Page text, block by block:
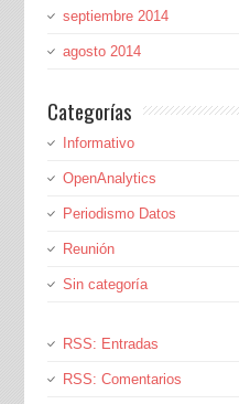
septiembre 2014
agosto 2014
Categorías
Informativo
OpenAnalytics
Periodismo Datos
Reunión
Sin categoría
RSS: Entradas
RSS: Comentarios